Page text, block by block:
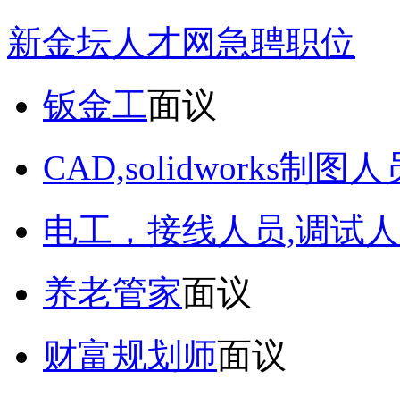
新金坛人才网急聘职位
钣金工面议
CAD,solidworks制图人
电工，接线人员,调试
养老管家面议
财富规划师面议